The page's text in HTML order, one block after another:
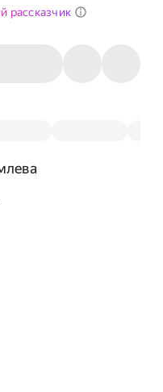
рассказчик